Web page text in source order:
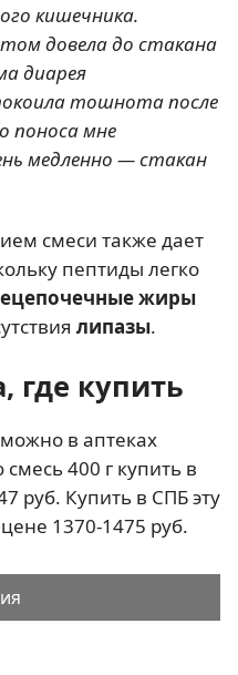
кишечника.
довела до стакана
диарея
тошнота после
поноса мне
медленно — стакан
смеси также дает
пептиды легко
жиры
липазы.
где купить
в аптеках
400 г купить в
руб. Купить в СПБ эту
1370-1475 руб.